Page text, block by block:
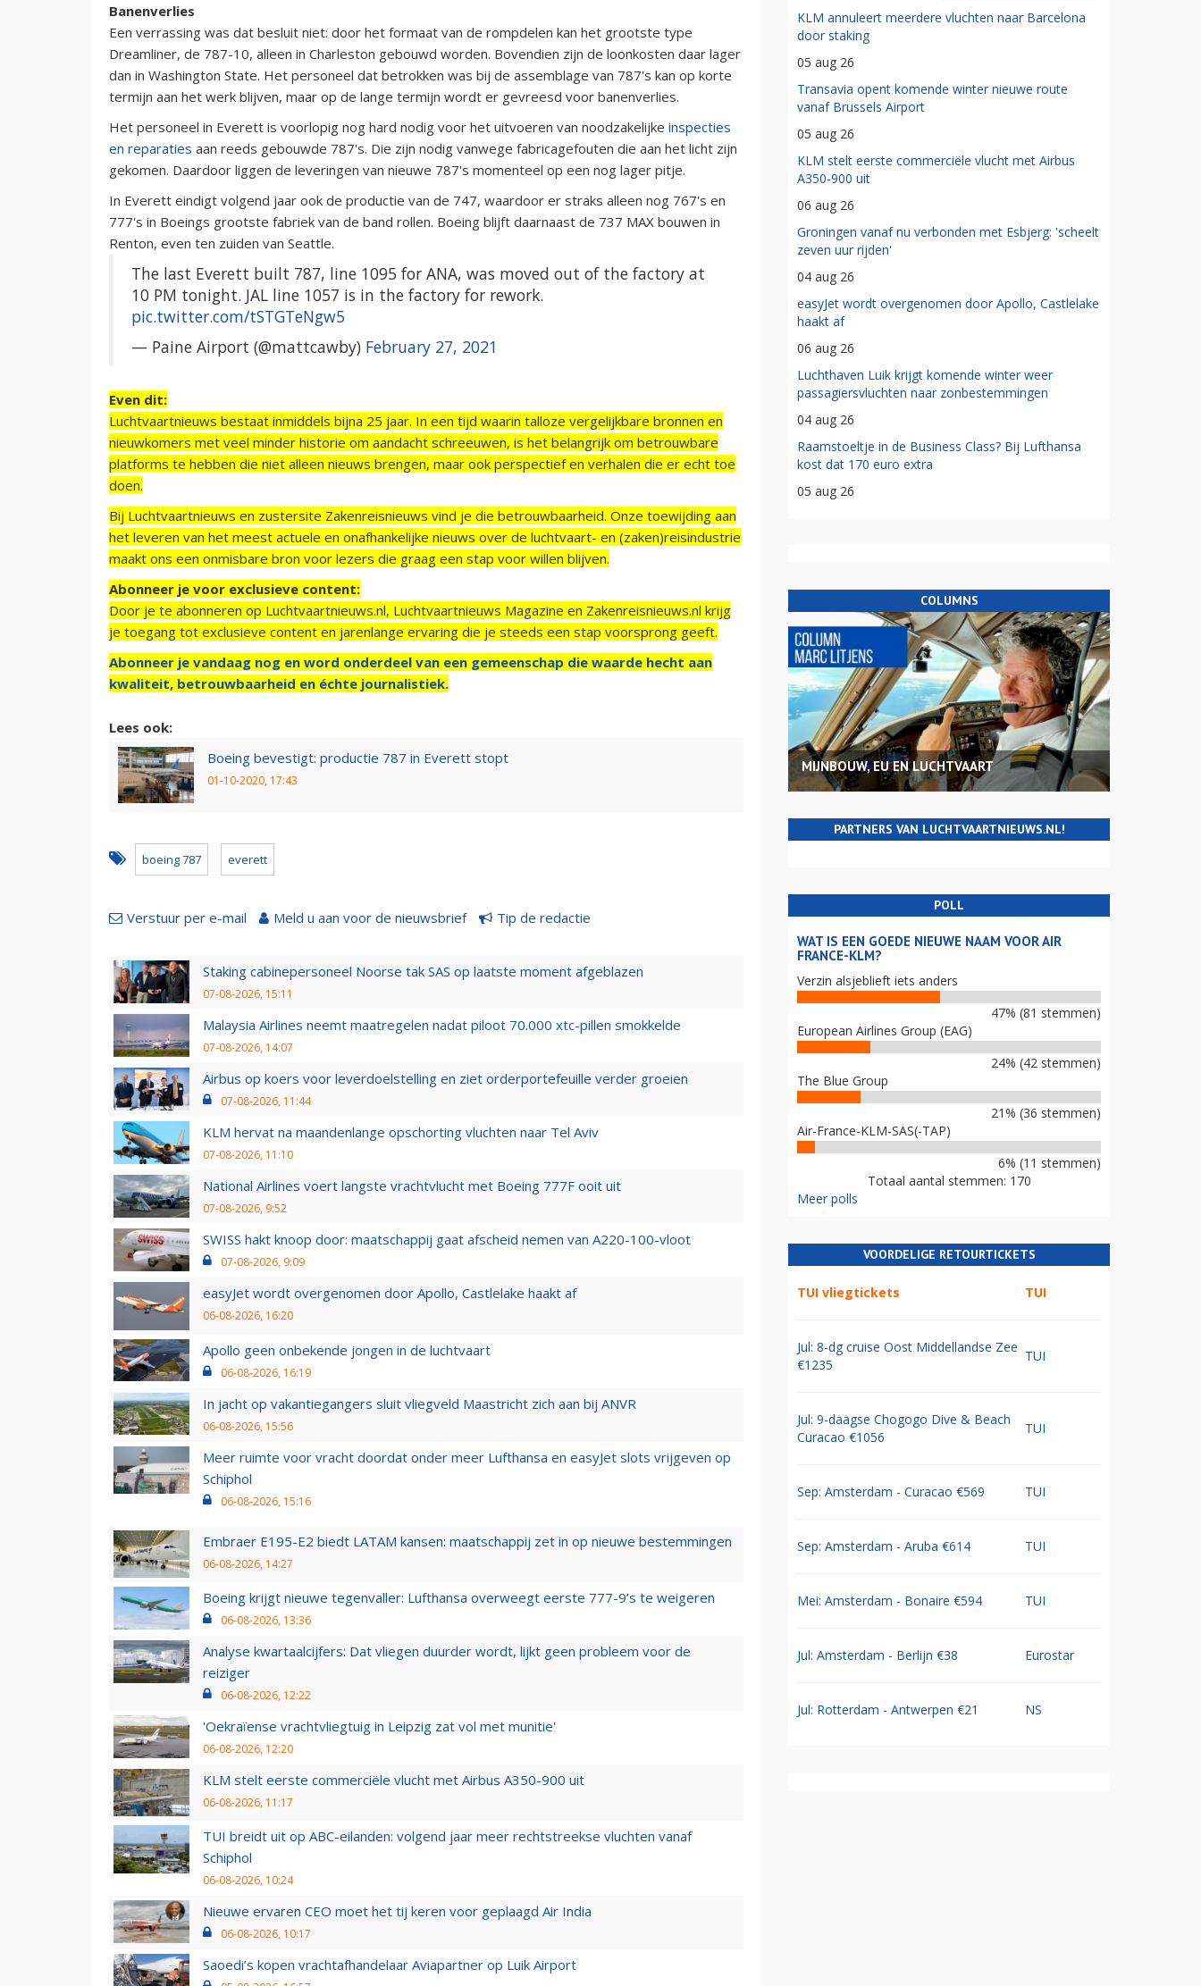
Banenverlies
Een verrassing was dat besluit niet: door het formaat van de rompdelen kan het grootste type
Dreamliner, de 787-10, alleen in Charleston gebouwd worden. Bovendien zijn de loonkosten daar lager
dan in Washington State. Het personeel dat betrokken was bij de assemblage van 787's kan op korte
termijn aan het werk blijven, maar op de lange termijn wordt er gevreesd voor banenverlies.
Het personeel in Everett is voorlopig nog hard nodig voor het uitvoeren van noodzakelijke inspecties
en reparaties aan reeds gebouwde 787's. Die zijn nodig vanwege fabricagefouten die aan het licht zijn
gekomen. Daardoor liggen de leveringen van nieuwe 787's momenteel op een nog lager pitje.
In Everett eindigt volgend jaar ook de productie van de 747, waardoor er straks alleen nog 767's en
777's in Boeings grootste fabriek van de band rollen. Boeing blijft daarnaast de 737 MAX bouwen in
Renton, even ten zuiden van Seattle.
The last Everett built 787, line 1095 for ANA, was moved out of the factory at
10 PM tonight. JAL line 1057 is in the factory for rework.
pic.twitter.com/tSTGTeNgw5
— Paine Airport (@mattcawby) February 27, 2021
Even dit:
Luchtvaartnieuws bestaat inmiddels bijna 25 jaar. In een tijd waarin talloze vergelijkbare bronnen en
nieuwkomers met veel minder historie om aandacht schreeuwen, is het belangrijk om betrouwbare
platforms te hebben die niet alleen nieuws brengen, maar ook perspectief en verhalen die er echt toe
doen.
Bij Luchtvaartnieuws en zustersite Zakenreisnieuws vind je die betrouwbaarheid. Onze toewijding aan
het leveren van het meest actuele en onafhankelijke nieuws over de luchtvaart- en (zaken)reisindustrie
maakt ons een onmisbare bron voor lezers die graag een stap voor willen blijven.
Abonneer je voor exclusieve content:
Door je te abonneren op Luchtvaartnieuws.nl, Luchtvaartnieuws Magazine en Zakenreisnieuws.nl krijg
je toegang tot exclusieve content en jarenlange ervaring die je steeds een stap voorsprong geeft.
Abonneer je vandaag nog en word onderdeel van een gemeenschap die waarde hecht aan
kwaliteit, betrouwbaarheid en échte journalistiek.
Lees ook:
Boeing bevestigt: productie 787 in Everett stopt
01-10-2020, 17:43
boeing 787 everett
Verstuur per e-mail Meld u aan voor de nieuwsbrief Tip de redactie
Staking cabinepersoneel Noorse tak SAS op laatste moment afgeblazen
07-08-2026, 15:11
Malaysia Airlines neemt maatregelen nadat piloot 70.000 xtc-pillen smokkelde
07-08-2026, 14:07
Airbus op koers voor leverdoelstelling en ziet orderportefeuille verder groeien
07-08-2026, 11:44
KLM hervat na maandenlange opschorting vluchten naar Tel Aviv
07-08-2026, 11:10
National Airlines voert langste vrachtvlucht met Boeing 777F ooit uit
07-08-2026, 9:52
SWISS hakt knoop door: maatschappij gaat afscheid nemen van A220-100-vloot
07-08-2026, 9:09
easyJet wordt overgenomen door Apollo, Castlelake haakt af
06-08-2026, 16:20
Apollo geen onbekende jongen in de luchtvaart
06-08-2026, 16:19
In jacht op vakantiegangers sluit vliegveld Maastricht zich aan bij ANVR
06-08-2026, 15:56
Meer ruimte voor vracht doordat onder meer Lufthansa en easyJet slots vrijgeven op
Schiphol
06-08-2026, 15:16
Embraer E195-E2 biedt LATAM kansen: maatschappij zet in op nieuwe bestemmingen
06-08-2026, 14:27
Boeing krijgt nieuwe tegenvaller: Lufthansa overweegt eerste 777-9’s te weigeren
06-08-2026, 13:36
Analyse kwartaalcijfers: Dat vliegen duurder wordt, lijkt geen probleem voor de
reiziger
06-08-2026, 12:22
'Oekraïense vrachtvliegtuig in Leipzig zat vol met munitie'
06-08-2026, 12:20
KLM stelt eerste commerciële vlucht met Airbus A350-900 uit
06-08-2026, 11:17
TUI breidt uit op ABC-eilanden: volgend jaar meer rechtstreekse vluchten vanaf
Schiphol
06-08-2026, 10:24
Nieuwe ervaren CEO moet het tij keren voor geplaagd Air India
06-08-2026, 10:17
Saoedi’s kopen vrachtafhandelaar Aviapartner op Luik Airport
KLM annuleert meerdere vluchten naar Barcelona
door staking
05 aug 26
Transavia opent komende winter nieuwe route
vanaf Brussels Airport
05 aug 26
KLM stelt eerste commerciële vlucht met Airbus
A350-900 uit
06 aug 26
Groningen vanaf nu verbonden met Esbjerg: 'scheelt
zeven uur rijden'
04 aug 26
easyJet wordt overgenomen door Apollo, Castlelake
haakt af
06 aug 26
Luchthaven Luik krijgt komende winter weer
passagiersvluchten naar zonbestemmingen
04 aug 26
Raamstoeltje in de Business Class? Bij Lufthansa
kost dat 170 euro extra
05 aug 26
COLUMNS
MIJNBOUW, EU EN LUCHTVAART
PARTNERS VAN LUCHTVAARTNIEUWS.NL!
POLL
WAT IS EEN GOEDE NIEUWE NAAM VOOR AIR
FRANCE-KLM?
Verzin alsjeblieft iets anders
47% (81 stemmen)
European Airlines Group (EAG)
24% (42 stemmen)
The Blue Group
21% (36 stemmen)
Air-France-KLM-SAS(-TAP)
6% (11 stemmen)
Totaal aantal stemmen: 170
Meer polls
VOORDELIGE RETOURTICKETS
TUI vliegtickets TUI
Jul: 8-dg cruise Oost Middellandse Zee
€1235
TUI
Jul: 9-daagse Chogogo Dive & Beach
Curacao €1056
TUI
Sep: Amsterdam - Curacao €569 TUI
Sep: Amsterdam - Aruba €614 TUI
Mei: Amsterdam - Bonaire €594 TUI
Jul: Amsterdam - Berlijn €38 Eurostar
Jul: Rotterdam - Antwerpen €21 NS